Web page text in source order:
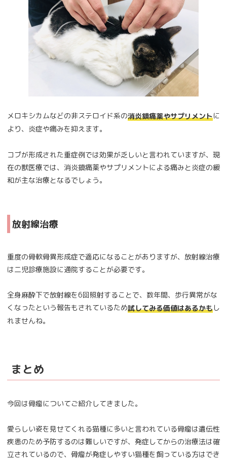
メロキシカムなどの非ステロイド系の消炎鎮痛薬やサプリメントに
より、炎症や痛みを抑えます。
コブが形成された重症例では効果が乏しいと言われていますが、現
在の獣医療では、消炎鎮痛薬やサプリメントによる痛みと炎症の緩
和が主な治療となるでしょう。
放射線治療
重度の骨軟骨異形成症で適応になることがありますが、放射線治療
は二児診療施設に通院することが必要です。
全身麻酔下で放射線を6回照射することで、数年間、歩行異常がな
くなったという報告もされているため試してみる価値はあるかもし
れませんね。
まとめ
今回は骨瘤についてご紹介してきました。
愛らしい姿を見せてくれる猫種に多いと言われている骨瘤は遺伝性
疾患のため予防するのは難しいですが、発症してからの治療法は確
立されているので、骨瘤が発症しやすい猫種を飼っている方はでき